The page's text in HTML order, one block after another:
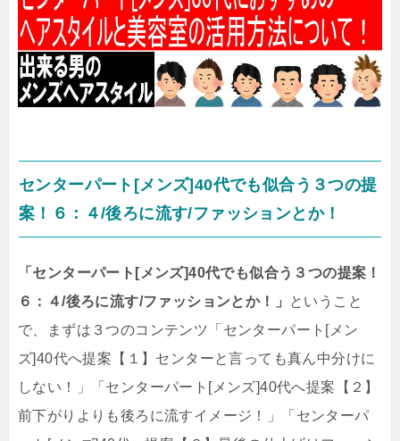
センターパート[メンズ]40代でも似合う３つの提
案！６：４/後ろに流す/ファッションとか！
「センターパート[メンズ]40代でも似合う３つの提案！
６：４/後ろに流す/ファッションとか！」
ということ
で、まずは３つのコンテンツ「センターパート[メン
ズ]40代へ提案【１】センターと言っても真ん中分けに
しない！」「センターパート[メンズ]40代へ提案【２】
前下がりよりも後ろに流すイメージ！」「センターパ